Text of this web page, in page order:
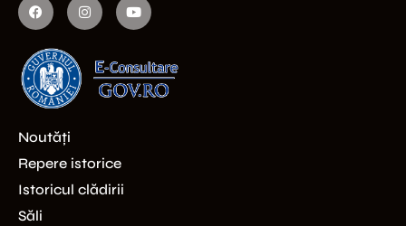
Noutăți
Repere istorice
Istoricul clădirii
Săli